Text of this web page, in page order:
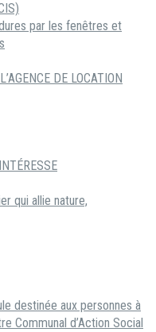
par les fenêtres et
DE LOCATION
qui allie nature,
destinée aux personnes à
Communal d’Action Social